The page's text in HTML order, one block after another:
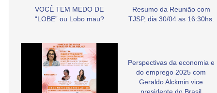
VOCÊ TEM MEDO DE
“LOBE” ou Lobo mau?
Resumo da Reunião com
TJSP, dia 30/04 as 16:30hs.
Perspectivas da economia e
do emprego 2025 com
Geraldo Alckmin vice